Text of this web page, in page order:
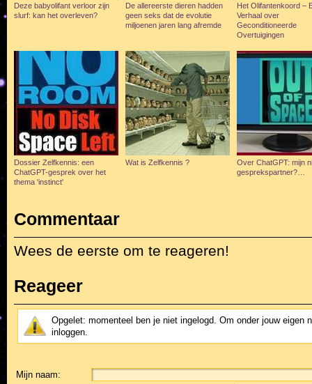
Deze babyolifant verloor zijn
slurf: kan het overleven?
De allereerste dieren hadden
geen seks dat de evolutie
miljoenen jaren lang afremde
Het Olifantenkoord –
Verhaal over
Geconditioneerde
Overtuigingen
Dossier Zelfkennis: een
ChatGPT-gesprek over het
thema 'instinct'
Wat is Zelfkennis ?
Over ChatGPT: mijn
gesprekspartner?…
Commentaar
Wees de eerste om te reageren!
Reageer
Opgelet: momenteel ben je niet ingelogd. Om onder jouw eigen
inloggen.
Mijn naam: